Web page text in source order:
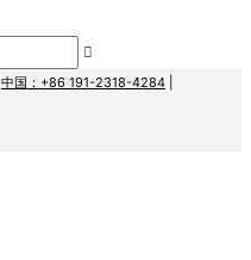
中国：+86 191-2318-4284